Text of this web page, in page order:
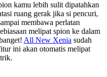
kamu lebih sulit dipatahkan
ruang gerak jika si pencuri,
membawa perlatan
melipat spion ke dalam
All New Xenia sudah
ini akan otomatis melipat